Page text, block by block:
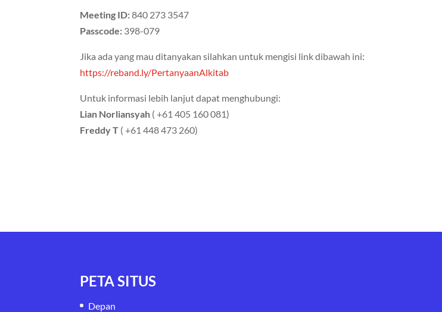
Meeting ID:840 273 3547
Passcode: 398-079
Jika ada yang mau ditanyakan silahkan untuk mengisi link dibawah ini:
https://reband.ly/PertanyaanAlkitab
Untuk informasi lebih lanjut dapat menghubungi:
Lian Norliansyah ( +61 405 160 081)
FreddyT ( +61 448 473 260)
PETA SITUS
Depan